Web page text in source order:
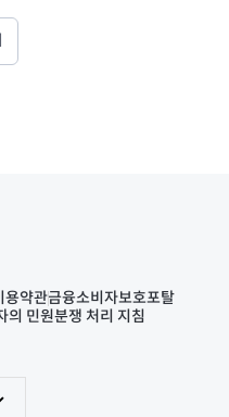
용약관금융소비자보호포탈
의 민원분쟁 처리 지침